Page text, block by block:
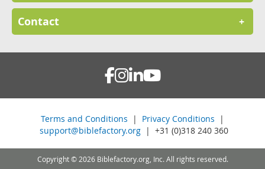
Contact +
Terms and Conditions | Privacy Conditions |
support@biblefactory.org| +31 (0)318 240 360
Copyright © 2026 Biblefactory.org, Inc. All rights reserved.